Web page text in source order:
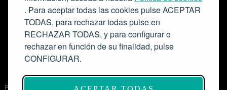
. Para aceptar todas las cookies pulse ACEPTAR
TODAS, para rechazar todas pulse en
RECHAZAR TODAS, y para configurar o
rechazar en función de su finalidad, pulse
CONFIGURAR.
Proyecto de modernización de infraestructuras y digitalización del